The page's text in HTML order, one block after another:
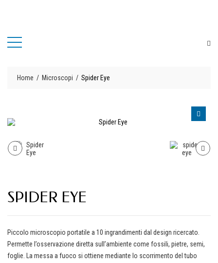
Home Microscopi Spider Eye
SPIDER EYE
Piccolo microscopio portatile a 10 ingrandimenti dal design ricercato.
Permette l’osservazione diretta sull’ambiente come fossili, pietre, semi,
foglie. La messa a fuoco si ottiene mediante lo scorrimento del tubo